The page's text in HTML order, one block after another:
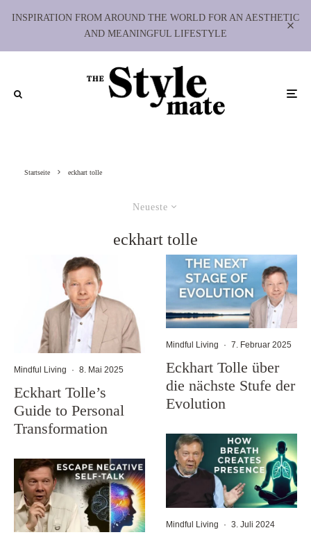
INSPIRATION FROM AROUND THE WORLD FOR AN AESTHETIC
AND MEANINGFUL LIFESTYLE
Startseite eckhart tolle
Neueste
eckhart tolle
Mindful Living · 8. Mai 2025
Eckhart Tolle’s
Guide to Personal
Transformation
Mindful Living · 7. Februar 2025
Eckhart Tolle über
die nächste Stufe der
Evolution
Mindful Living · 3. Juli 2024